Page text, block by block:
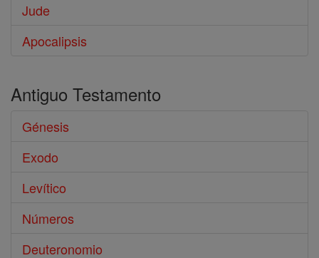
Jude
Apocalipsis
Antiguo Testamento
Génesis
Exodo
Levítico
Números
Deuteronomio